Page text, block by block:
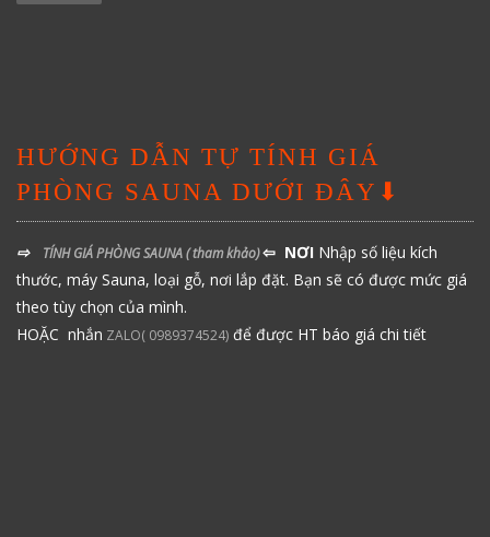
HƯỚNG DẪN TỰ TÍNH GIÁ
PHÒNG SAUNA DƯỚI ĐÂY⬇
⇨ TÍNH GIÁ PHÒNG SAUNA( tham khảo)⇦ NƠI Nhập số liệu kích
thước, máy Sauna, loại gỗ, nơi lắp đặt. Bạn sẽ có được mức giá
theo tùy chọn của mình.
HOẶC nhắn ZALO( 0989374524) để được HT báo giá chi tiết